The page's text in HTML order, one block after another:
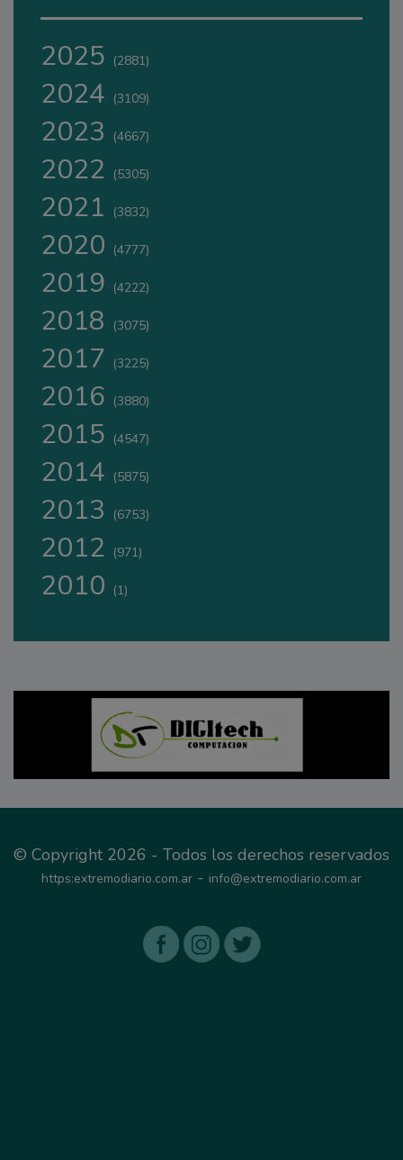
2025 (2881)
2024 (3109)
2023 (4667)
2022 (5305)
2021 (3832)
2020 (4777)
2019 (4222)
2018 (3075)
2017 (3225)
2016 (3880)
2015 (4547)
2014 (5875)
2013 (6753)
2012 (971)
2010 (1)
© Copyright 2026 - Todos los derechos reservados
https:extremodiario.com.ar - info@extremodiario.com.ar